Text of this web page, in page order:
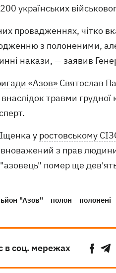
українських
провадженнях, чітко
з полоненими,
накази, — заявив
«Азов» Святослав
травми грудної
у ростовському
з прав
помер ще
"Азов" полон полонені
в соц. мережах